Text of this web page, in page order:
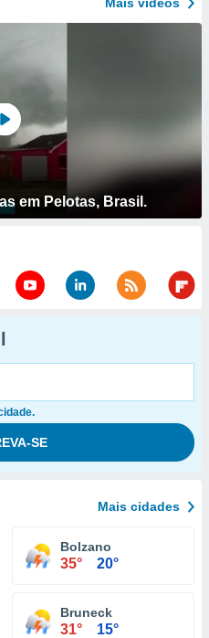
em Pelotas, Brasil.
Mais cidades
Bolzano
35° 20°
Bruneck
31° 15°